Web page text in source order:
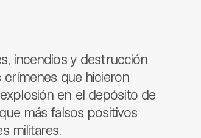
incendios y destrucción
que hicieron
en el depósito de
más falsos positivos
militares.